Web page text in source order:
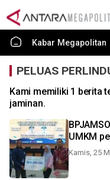
Kabar Megapolitan
PELUAS
Kami memiliki 1 berita
jaminan.
UMKM
Kamis, 25